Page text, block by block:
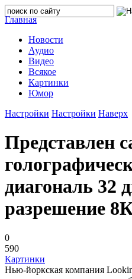
Главная
Новости
Аудио
Видео
Всякое
Картинки
Юмор
Настройки Настройки Наверх
Представлен
диагональ 32
разрешение
0
590
Картинки
Нью-йоркская компания